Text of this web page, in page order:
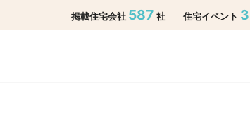
掲載住宅会社 587 社 住宅イベント